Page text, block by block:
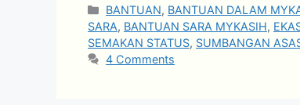
Categories
BANTUAN, BANTUAN DALAM
SARA, BANTUAN SARA MYKASIH,
SEMAKAN STATUS, SUMBANGAN
4 Comments